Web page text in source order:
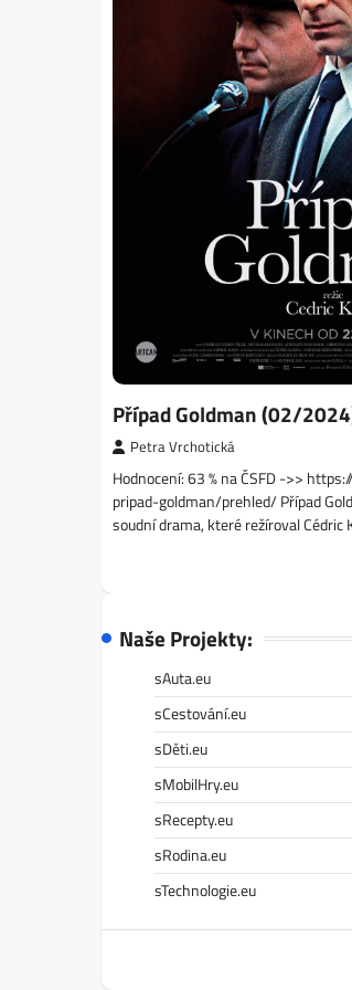
Případ Goldman (02/
Petra Vrchotická
Hodnocení: 63 % na ČSFD ->>
pripad-goldman/prehled/ Případ
soudní drama, které režíroval Cédric
Naše Projekty:
sAuta.eu
sCestování.eu
sDěti.eu
sMobilHry.eu
sRecepty.eu
sRodina.eu
sTechnologie.eu